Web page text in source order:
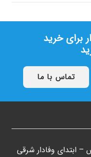
برای خرید
تماس با ما
– ابتدای وفادار شرقی